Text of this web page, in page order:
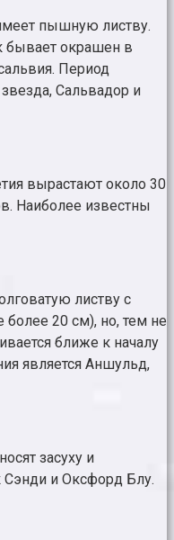
пышную листву.
бывает окрашен в
Период
Сальвадор и
вырастают около 30
Наиболее известны
листву с
20 см), но, тем не
ближе к началу
является Аншульд,
засуху и
Сэнди и Оксфорд Блу.